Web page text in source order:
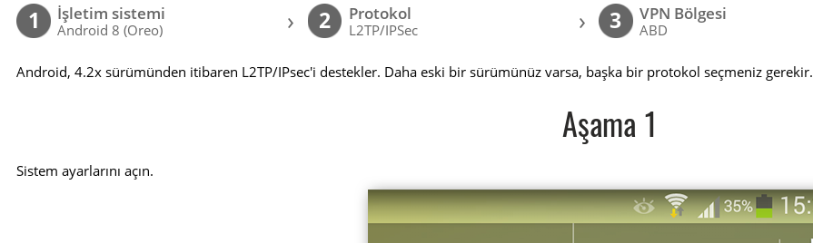
1 İşletim sistemi
Android 8 (Oreo) › 2 Protokol
L2TP/IPSec › 3 VPN Bölgesi
ABD
Android, 4.2x sürümünden itibaren L2TP/IPsec'i destekler. Daha eski bir sürümünüz varsa, başka bir protokol seçmeniz gerekir.
Aşama 1
Sistem ayarlarını açın.